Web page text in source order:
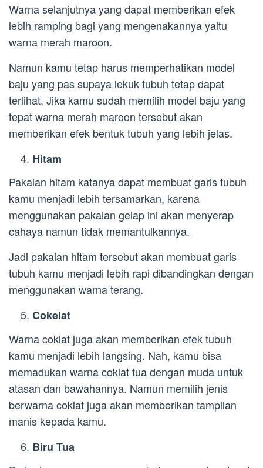
Warna selanjutnya yang dapat memberikan efek
lebih ramping bagi yang mengenakannya yaitu
warna merah maroon.
Namun kamu tetap harus memperhatikan model
baju yang pas supaya lekuk tubuh tetap dapat
terlihat, Jika kamu sudah memilih model baju yang
tepat warna merah maroon tersebut akan
memberikan efek bentuk tubuh yang lebih jelas.
Hitam
Pakaian hitam katanya dapat membuat garis tubuh
kamu menjadi lebih tersamarkan, karena
menggunakan pakaian gelap ini akan menyerap
cahaya namun tidak memantulkannya.
Jadi pakaian hitam tersebut akan membuat garis
tubuh kamu menjadi lebih rapi dibandingkan dengan
menggunakan warna terang.
Cokelat
Warna coklat juga akan memberikan efek tubuh
kamu menjadi lebih langsing. Nah, kamu bisa
memadukan warna coklat tua dengan muda untuk
atasan dan bawahannya. Namun memilih jenis
berwarna coklat juga akan memberikan tampilan
manis kepada kamu.
Biru Tua